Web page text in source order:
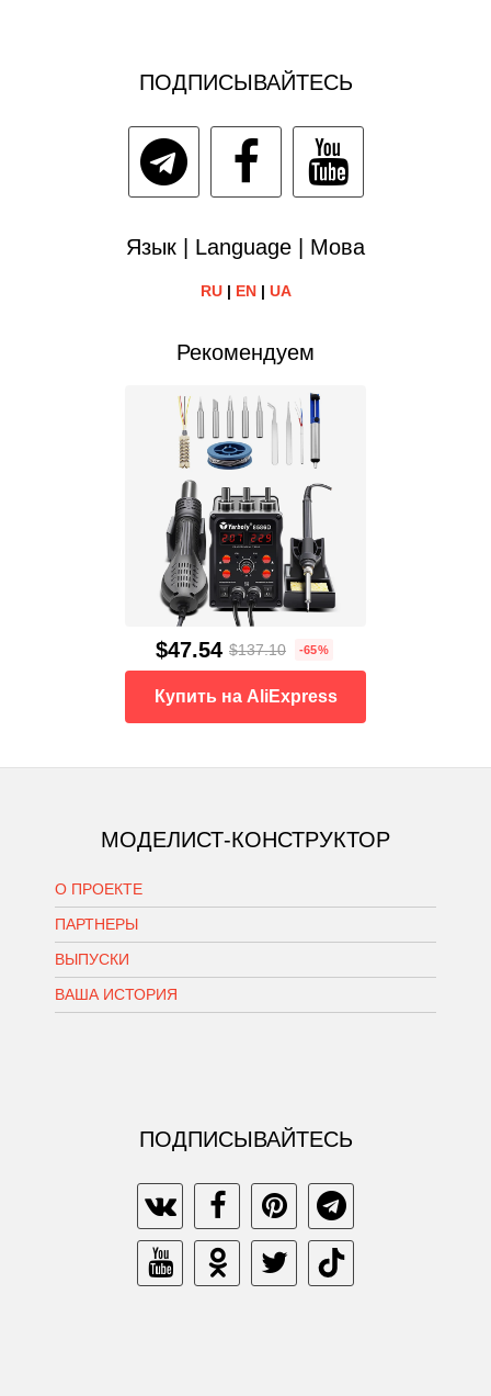
ПОДПИСЫВАЙТЕСЬ
Язык | Language | Мова
RU| EN| UA
Рекомендуем
$47.54 $137.10 -65%
Купить на AliExpress
МОДЕЛИСТ-КОНСТРУКТОР
О ПРОЕКТЕ
ПАРТНЕРЫ
ВЫПУСКИ
ВАША ИСТОРИЯ
ПОДПИСЫВАЙТЕСЬ